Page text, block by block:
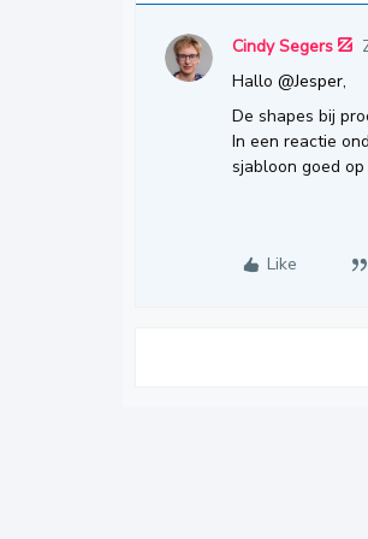
Cindy Segers
Hallo @Jesper,
De shapes bij
In een reactie
sjabloon goed
Like